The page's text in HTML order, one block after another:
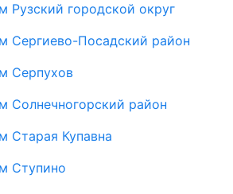
Рузский городской округ
Сергиево-Посадский район
Серпухов
Солнечногорский район
Старая Купавна
Ступино